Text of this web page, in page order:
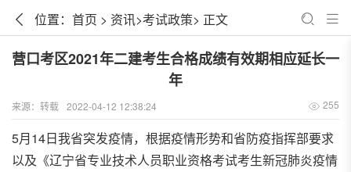
位置： 首页 > 资讯>考试政策> 正文
营口考区2021年二建考生合格成绩有效期相应延长一
年
来源： 转载 2022-04-12 12:38:24 255
5月14日我省突发疫情，根据疫情形势和省防疫指挥部要求
以及《辽宁省专业技术人员职业资格考试考生新冠肺炎疫情